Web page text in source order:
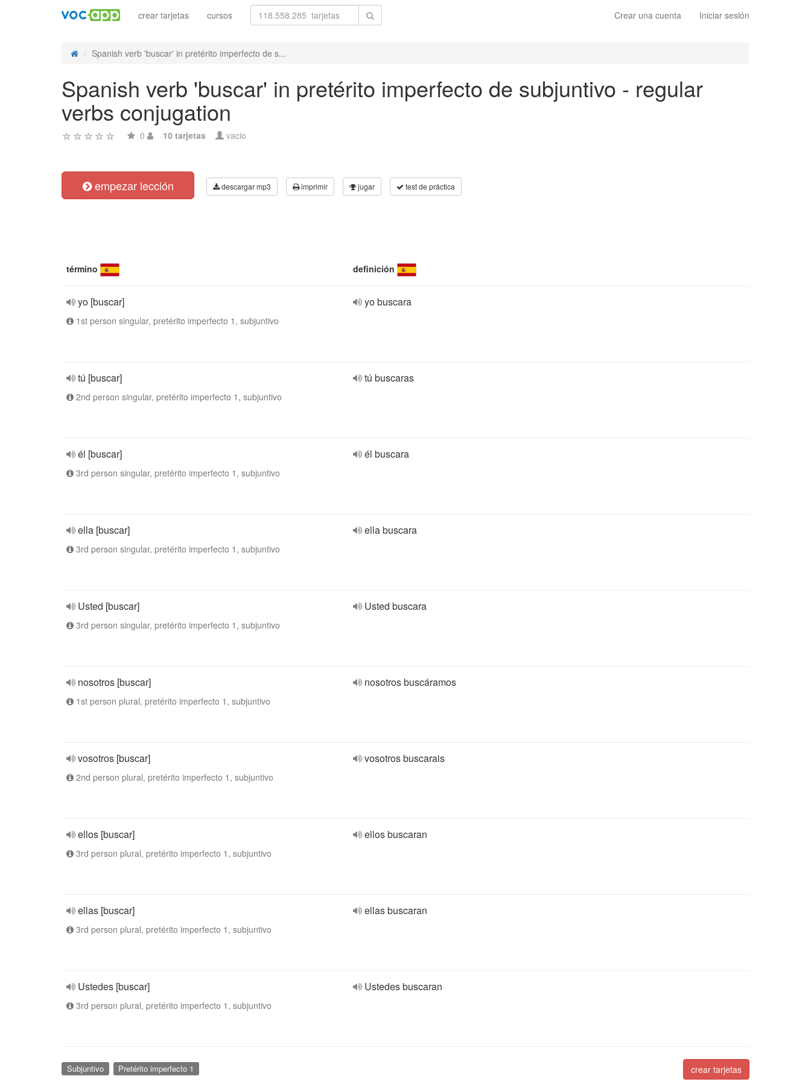
Crear una cuenta Iniciar sesión
crear tarjetas cursos
Spanish verb 'buscar' in pretérito imperfecto de s...
Spanish verb 'buscar' in pretérito imperfecto de subjuntivo - regular
verbs conjugation
0 10 tarjetas vacio
empezar lección descargar mp3 imprimir jugar test de práctica
término definición
yo [buscar]
1st person singular, pretérito imperfecto 1, subjuntivo
yo buscara
tú [buscar]
2nd person singular, pretérito imperfecto 1, subjuntivo
tú buscaras
él [buscar]
3rd person singular, pretérito imperfecto 1, subjuntivo
él buscara
ella [buscar]
3rd person singular, pretérito imperfecto 1, subjuntivo
ella buscara
Usted [buscar]
3rd person singular, pretérito imperfecto 1, subjuntivo
Usted buscara
nosotros [buscar]
1st person plural, pretérito imperfecto 1, subjuntivo
nosotros buscáramos
vosotros [buscar]
2nd person plural, pretérito imperfecto 1, subjuntivo
vosotros buscarais
ellos [buscar]
3rd person plural, pretérito imperfecto 1, subjuntivo
ellos buscaran
ellas [buscar]
3rd person plural, pretérito imperfecto 1, subjuntivo
ellas buscaran
Ustedes [buscar]
3rd person plural, pretérito imperfecto 1, subjuntivo
Ustedes buscaran
crear tarjetas
Subjuntivo Pretérito imperfecto 1